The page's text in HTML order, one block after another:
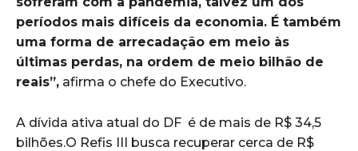
períodos mais difíceis da economia. É também
uma forma de arrecadação em meio às
últimas perdas, na ordem de meio bilhão de
reais”, afirma o chefe do Executivo.
A dívida ativa atual do DF é de mais de R$ 34,5
bilhões.O Refis III busca recuperar cerca de R$